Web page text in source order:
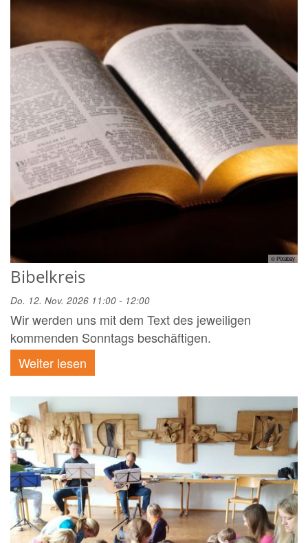
© Pixabay
Bibelkreis
Do. 12. Nov. 2026 11:00 - 12:00
Wir werden uns mit dem Text des jeweiligen
kommenden Sonntags beschäftigen.
Weiter lesen